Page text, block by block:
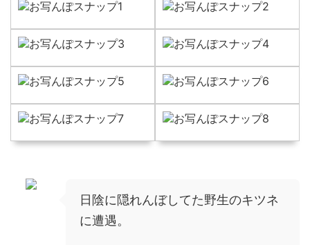
日陰に隠れんぼしてた野生のキツネ
に遭遇。